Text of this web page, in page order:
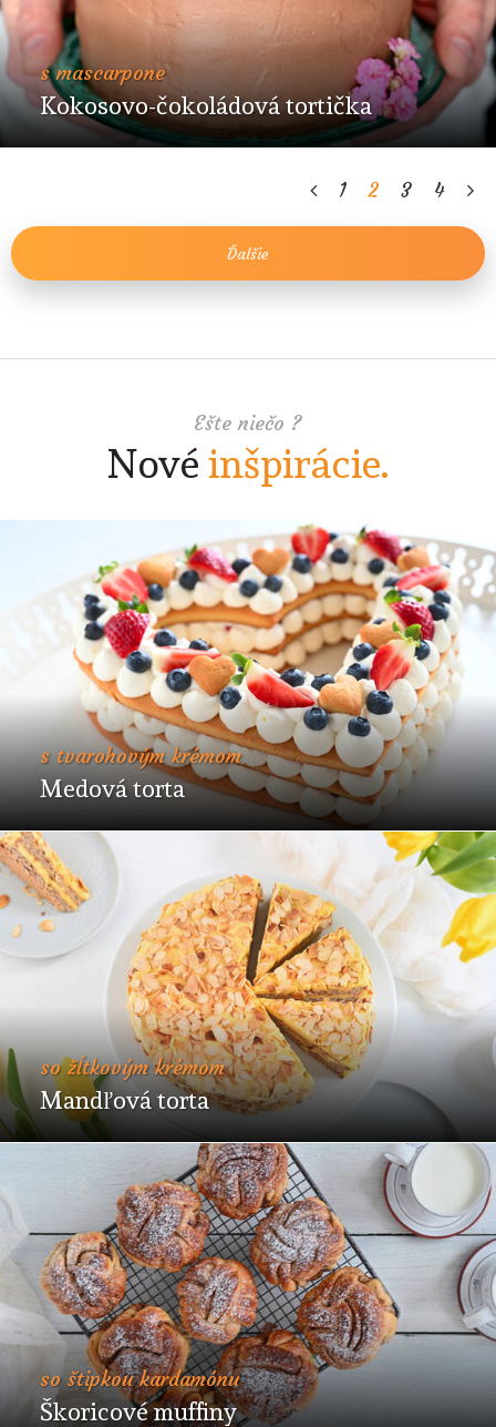
s mascarpone
Kokosovo-čokoládová tortička
1 2 3 4
Ďalšie
Ešte niečo ?
Nové inšpirácie.
s tvarohovým krémom
Medová torta
so žĺtkovým krémom
Mandľová torta
so štipkou kardamónu
Škoricové muffiny